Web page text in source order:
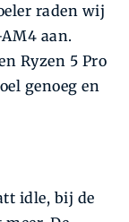
raden wij
aan.
Ryzen 5 Pro
genoeg en
idle, bij de